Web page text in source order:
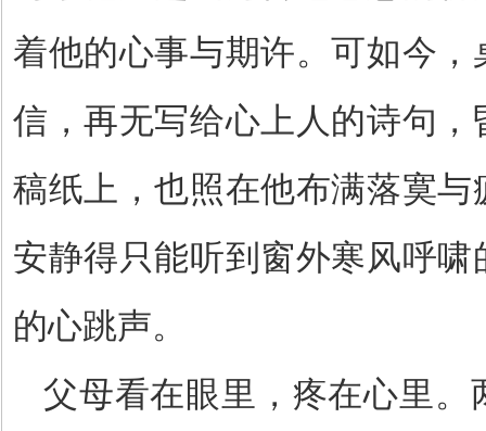
着他的心事与期许。可如今
信，再无写给心上人的诗句
稿纸上，也照在他布满落寞
安静得只能听到窗外寒风呼
的心跳声。
父母看在眼里，疼在心里。